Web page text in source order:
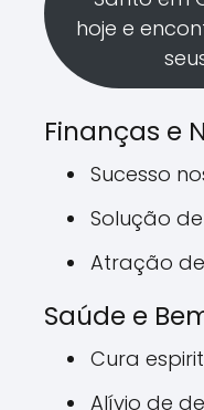
hoje e
Finanças e
Sucesso
Solução
Atração
Saúde e
Cura
Alívio de